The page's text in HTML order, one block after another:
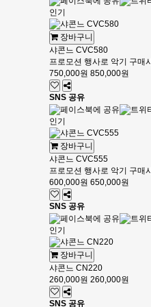
인기
장바구니
샤콘느 CVC580
프로모션 행사로 악기 구매
750,000원 850,000원
SNS 공유
인기
장바구니
샤콘느 CVC555
프로모션 행사로 악기 구매
600,000원 650,000원
SNS 공유
인기
장바구니
샤콘느 CN220
260,000원 260,000원
SNS 공유